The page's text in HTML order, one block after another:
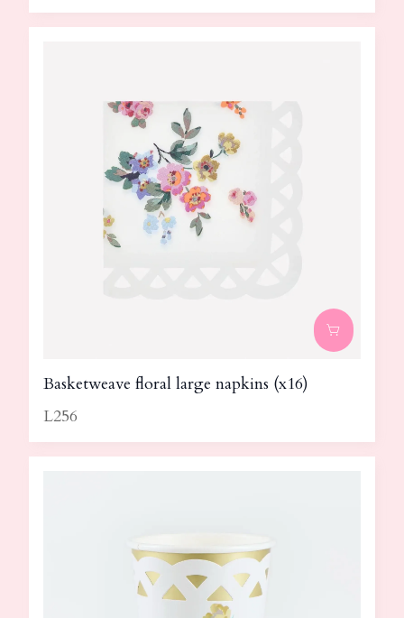
Basketweave floral large napkins (x16)
L256